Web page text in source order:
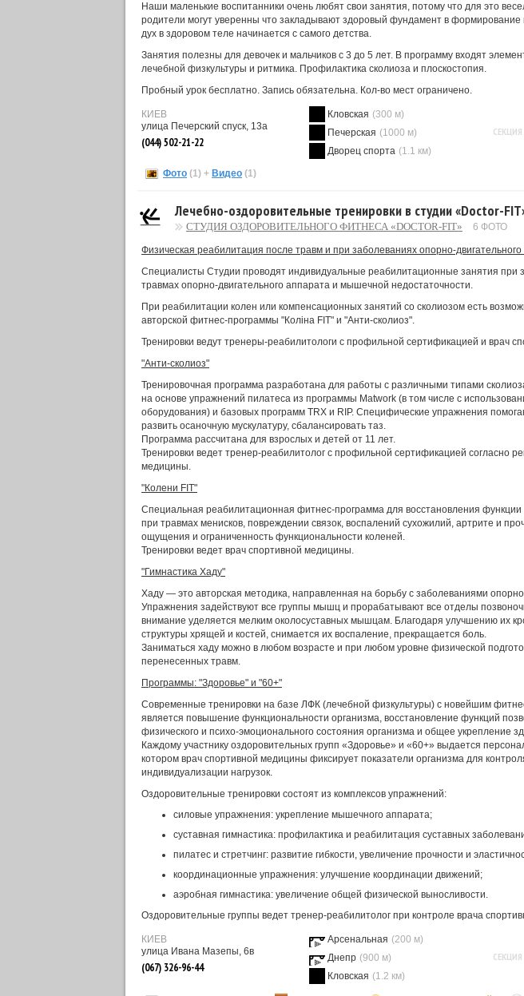
Наши маленькие воспитанники очень любят свои занятия, потому что для это
родители могут уверенны что закладывают здоровый фундамент в формирование
дух в здоровом теле начинается с самого детства.
Занятия полезны для девочек и мальчиков с 3 до 5 лет. В программу входят
лечебной физкультуры и ритмика. Профилактика сколиоза и плоскостопия.
Пробный урок бесплатно. Запись обязательна. Кол-во мест ограничено.
КИЕВ
улица Печерский спуск, 13а
(044) 502-21-22
Кловская (300 м)
Печерская (1000 м)
Дворец спорта (1.1 км)
Фото (1) + Видео (1)
Лечебно-оздоровительные тренировки в студии «Doctor-
СТУДИЯ ОЗДОРОВИТЕЛЬНОГО ФИТНЕСА «DOCTOR-FIT» 6 ФОТО
Физическая реабилитация после травм и при заболеваниях опорно-
Специалисты Студии проводят индивидуальные реабилитационные занятия при
травмах опорно-двигательного аппарата и мышечной недостаточности.
При реабилитации колен или компенсационных занятий со сколиозом есть
авторской фитнес-программы "Коліна FIT" и "Анти-сколиоз".
Тренировки ведут тренеры-реабилитологи с профильной сертификацией и врач
"Анти-сколиоз"
Тренировочная программа разработана для работы с различными типами
на основе упражнений пилатеса из программы Matwork (в том числе с
оборудования) и базовых программ TRX и RIP. Специфические упражнения
развить осаночную мускулатуру, сбалансировать таз.
Программа рассчитана для взрослых и детей от 11 лет.
Тренировки ведет тренер-реабилитолог с профильной сертификацией согласно
медицины.
"Колени FIT"
Специальная реабилитационная фитнес-программа для восстановления
при травмах менисков, повреждении связок, воспалений сухожилий, артрите и
ощущения и ограниченность функциональности коленей.
Тренировки ведет врач спортивной медицины.
"Гимнастика Хаду"
Хаду — это авторская методика, направленная на борьбу с заболеваниями
Упражнения задействуют все группы мышц и прорабатывают все отделы
внимание уделяется мелким околосуставных мышцам. Благодаря улучшению их
структуры хрящей и костей, снимается их воспаление, прекращается боль.
Заниматься хаду можно в любом возрасте и при любом уровне физической
перенесенных травм.
Программы: "Здоровье" и "60+"
Современные тренировки на базе ЛФК (лечебной физкультуры) с новейшим
является повышение функциональности организма, восстановление функций
физического и психо-эмоционального состояния организма и общее укрепление
Каждому участнику оздоровительных групп «Здоровье» и «60+» выдается
котором врач спортивной медицины фиксирует показатели организма для
индивидуализации нагрузок.
Оздоровительные тренировки состоят из комплексов упражнений:
силовые упражнения: укрепление мышечного аппарата;
суставная гимнастика: профилактика и реабилитация суставных
пилатес и стретчинг: развитие гибкости, увеличение прочности и
координационные упражнения: улучшение координации движений;
аэробная гимнастика: увеличение общей физической выносливости.
Оздоровительные группы ведет тренер-реабилитолог при контроле врача
КИЕВ
улица Ивана Мазепы, 6в
(067) 326-96-44
Арсенальная (200 м)
Днепр (900 м)
Кловская (1.2 км)